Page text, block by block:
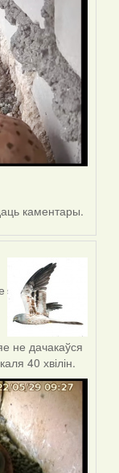
каментары.
не дачакаўся
40 хвілін.